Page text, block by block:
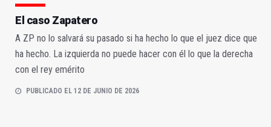
El caso Zapatero
A ZP no lo salvará su pasado si ha hecho lo que el juez dice que
ha hecho. La izquierda no puede hacer con él lo que la derecha
con el rey emérito
PUBLICADO EL 12 DE JUNIO DE 2026